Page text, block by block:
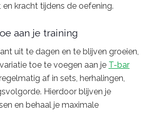
kracht tijdens de oefening.
aan je training
uit te dagen en te blijven groeien,
toe te voegen aan je T-bar
af in sets, herhalingen,
Hierdoor blijven je
en behaal je maximale